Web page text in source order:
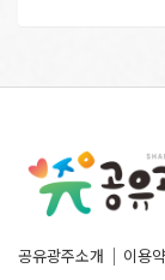
공유광주소개 이용